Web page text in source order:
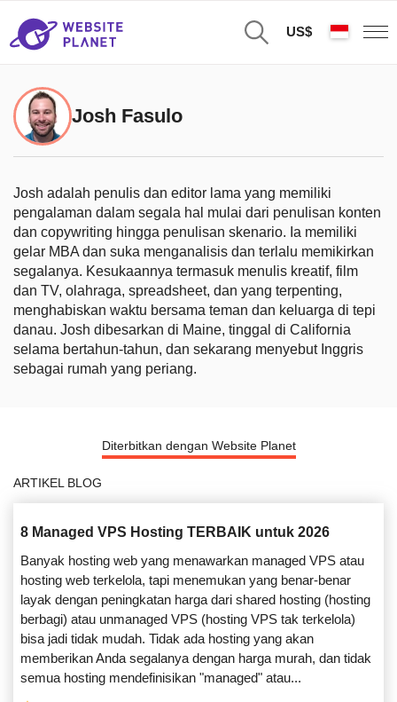
US$
Josh Fasulo
Josh adalah penulis dan editor lama yang memiliki
pengalaman dalam segala hal mulai dari penulisan konten
dan copywriting hingga penulisan skenario. Ia memiliki
gelar MBA dan suka menganalisis dan terlalu memikirkan
segalanya. Kesukaannya termasuk menulis kreatif, film
dan TV, olahraga, spreadsheet, dan yang terpenting,
menghabiskan waktu bersama teman dan keluarga di tepi
danau. Josh dibesarkan di Maine, tinggal di California
selama bertahun-tahun, dan sekarang menyebut Inggris
sebagai rumah yang periang.
Diterbitkan dengan Website Planet
ARTIKEL BLOG
8 Managed VPS Hosting TERBAIK untuk 2026
Banyak hosting web yang menawarkan managed VPS atau
hosting web terkelola, tapi menemukan yang benar-benar
layak dengan peningkatan harga dari shared hosting (hosting
berbagi) atau unmanaged VPS (hosting VPS tak terkelola)
bisa jadi tidak mudah. Tidak ada hosting yang akan
memberikan Anda segalanya dengan harga murah, dan tidak
semua hosting mendefinisikan "managed" atau...